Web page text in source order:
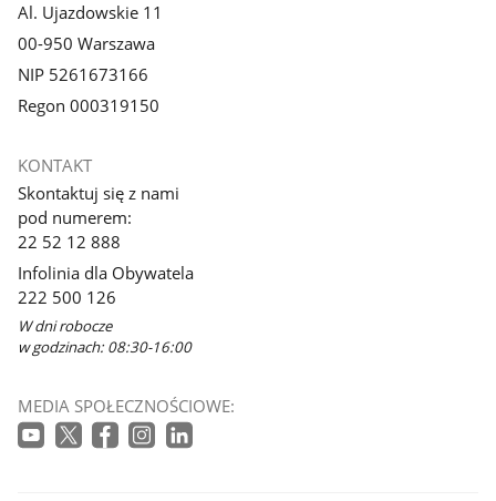
Al. Ujazdowskie 11
00-950 Warszawa
NIP 5261673166
Regon 000319150
KONTAKT
Skontaktuj się z nami
pod numerem:
22 52 12 888
Infolinia dla Obywatela
222 500 126
W dni robocze
w godzinach: 08:30-16:00
MEDIA SPOŁECZNOŚCIOWE: